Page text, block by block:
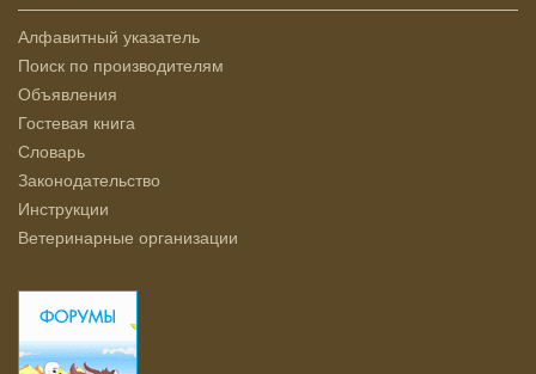
Алфавитный указатель
Поиск по производителям
Объявления
Гостевая книга
Словарь
Законодательство
Инструкции
Ветеринарные организации